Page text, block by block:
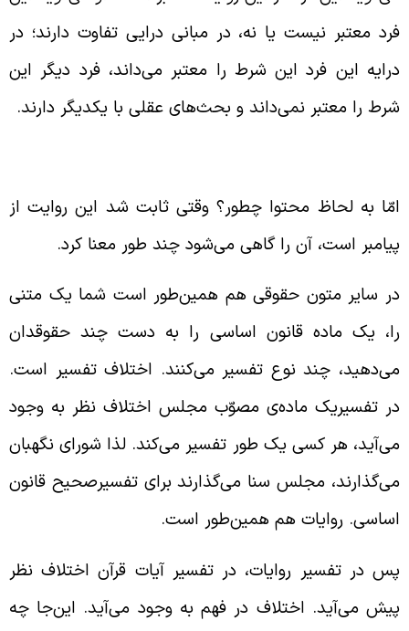
معتبر نیست یا نه، در مبانی درایی تفاوت دارند؛ در
این فرد این شرط را معتبر می‌داند، فرد دیگر این
را معتبر نمی‌داند و بحث‌های عقلی با یکدیگر دارند.
به لحاظ محتوا چطور؟ وقتی ثابت شد این روایت از
است، آن را گاهی می‌شود چند طور معنا کرد.
سایر متون حقوقی هم همین‌طور است شما یک متنی
یک ماده قانون اساسی را به دست چند حقوقدان
چند نوع تفسیر می‌کنند. اختلاف تفسیر است.
تفسیریک ماده‌ی مصوّب مجلس اختلاف نظر به وجود
هر کسی یک طور تفسیر می‌کند. لذا شورای نگهبان
مجلس سنا می‌گذارند برای تفسیرصحیح قانون
روایات هم همین‌طور است.
در تفسیر روایات، در تفسیر آیات قرآن اختلاف نظر
می‌آید. اختلاف در فهم به وجود می‌آید. این‌جا چه